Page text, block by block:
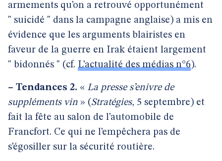
armements qu’on a retrouvé opportunément
" suicidé " dans la campagne anglaise) a mis en
évidence que les arguments blairistes en
faveur de la guerre en Irak étaient largement
" bidonnés " (cf. L’actualité des médias n°6).
– Tendances 2. « La presse s’enivre de
suppléments vin » (Stratégies, 5 septembre) et
fait la fête au salon de l’automobile de
Francfort. Ce qui ne l’empêchera pas de
s’égosiller sur la sécurité routière.